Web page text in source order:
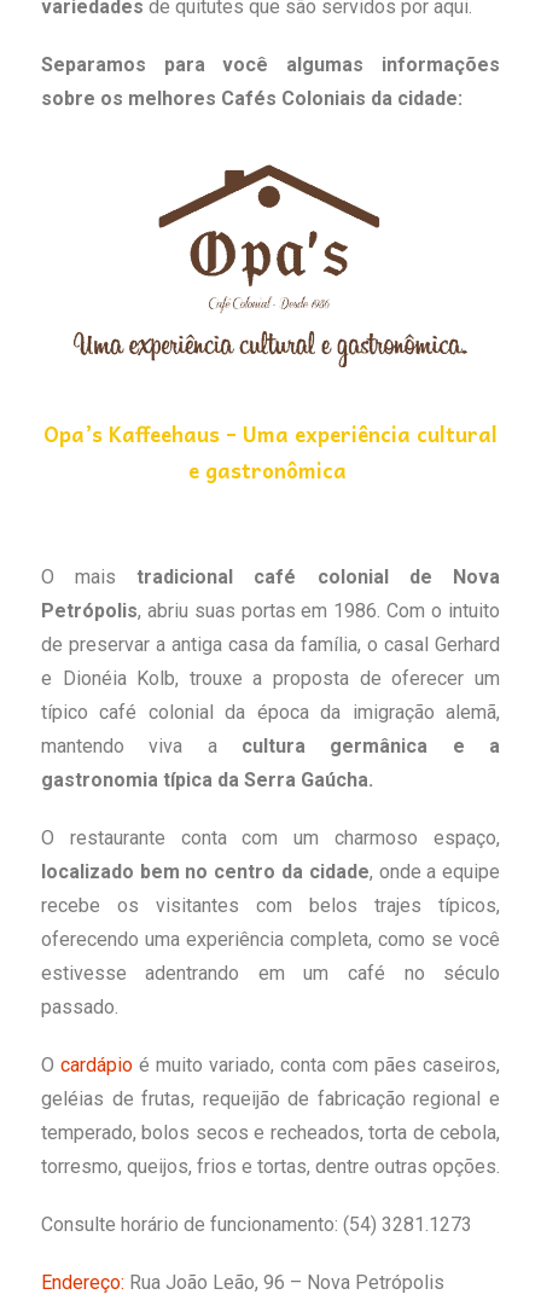
variedades de quitutes que são servidos por aqui.
Separamos para você algumas informações
sobre os melhores Cafés Coloniais da cidade:
Opa’s Kaffeehaus – Uma experiência cultural
e gastronômica
O maistradicional café colonial de Nova
Petrópolis, abriu suas portas em 1986. Com o intuito
de preservar a antiga casa da família, o casal Gerhard
e Dionéia Kolb, trouxe a proposta de oferecer um
típico café colonial da época da imigração alemã,
mantendo viva a cultura germânica e a
gastronomia típica da Serra Gaúcha.
O restaurante conta com um charmoso espaço,
localizado bem no centro da cidade, onde a equipe
recebe os visitantes com belos trajes típicos,
oferecendo uma experiência completa, como se você
estivesse adentrando em um café no século
passado.
O cardápioé muito variado, conta com pães caseiros,
geléias de frutas, requeijão de fabricação regional e
temperado, bolos secos e recheados, torta de cebola,
torresmo, queijos, frios e tortas, dentre outras opções.
Consulte horário de funcionamento: (54) 3281.1273
Endereço: Rua João Leão, 96 – Nova Petrópolis